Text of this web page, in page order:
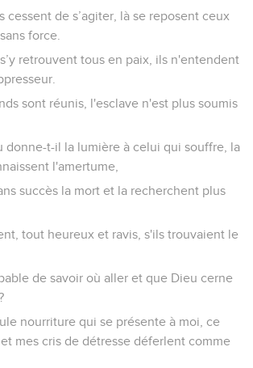
cessent de s’agiter, là se reposent ceux
force.
retrouvent tous en paix, ils n'entendent
sont réunis, l'esclave n'est plus soumis
donne-t-il la lumière à celui qui souffre, la
l'amertume,
succès la mort et la recherchent plus
tout heureux et ravis, s'ils trouvaient le
de savoir où aller et que Dieu cerne
nourriture qui se présente à moi, ce
mes cris de détresse déferlent comme